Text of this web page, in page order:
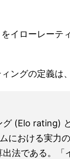
イローレーテ
ングの定義は、
グ (Elo rating)
における実力
法である。「